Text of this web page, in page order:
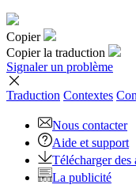
Copier
Copier la traduction
Signaler un problème
Traduction Contextes
Nous contacter
Aide et support
Télécharger des
La publicité